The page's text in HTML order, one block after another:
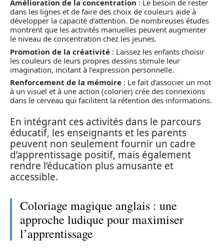
Amélioration de la concentration : Le besoin de rester
dans les lignes et de faire des choix de couleurs aide à
développer la capacité d’attention. De nombreuses études
montrent que les activités manuelles peuvent augmenter
le niveau de concentration chez les jeunes.
Promotion de la créativité : Laissez les enfants choisir
les couleurs de leurs propres dessins stimule leur
imagination, incitant à l’expression personnelle.
Renforcement de la mémoire : Le fait d’associer un mot
à un visuel et à une action (colorier) crée des connexions
dans le cerveau qui facilitent la rétention des informations.
En intégrant ces activités dans le parcours
éducatif, les enseignants et les parents
peuvent non seulement fournir un cadre
d’apprentissage positif, mais également
rendre l’éducation plus amusante et
accessible.
Coloriage magique anglais : une
approche ludique pour maximiser
l’apprentissage